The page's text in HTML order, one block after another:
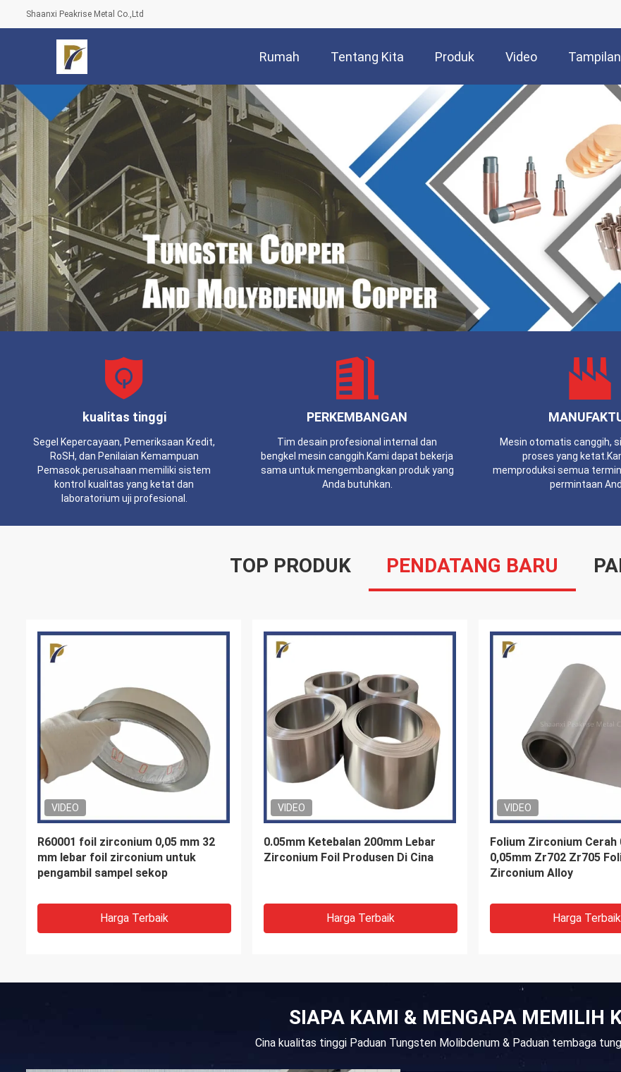
Shaanxi Peakrise Metal Co.,Ltd
Rumah Tentang Kita Produk Video
kualitas tinggi
Segel Kepercayaan, Pemeriksaan Kredit,
RoSH, dan Penilaian Kemampuan
Pemasok.perusahaan memiliki sistem
kontrol kualitas yang ketat dan
laboratorium uji profesional.
PERKEMBANGAN
Tim desain profesional internal dan
bengkel mesin canggih.Kami dapat bekerja
sama untuk mengembangkan produk yang
Anda butuhkan.
Mesin otomatis canggih,
proses yang
memproduksi semua
permintaan
TOP PRODUK PENDATANG BARU
Lembar TZM Molibdenum Kustom
Untuk Semikonduktor Molibdenum
Disc Moly Sheet TZM Molybdenum
Harga Terbaik
VIDEO
65% WCu Tungsten Copper Alloy
Rod Bar Diameter 2-80mm
Harga Terbaik
25% W Tungsten
Disc Diameter 200mm
Pengelasan
Harga Terbaik
SIAPA KAMI & MENGAPA MEMILIH
Cina kualitas tinggi Paduan Tungsten Molibdenum & Paduan tembaga